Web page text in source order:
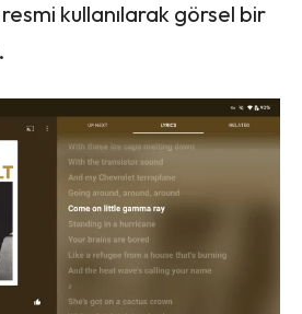
kullanılarak görsel bir